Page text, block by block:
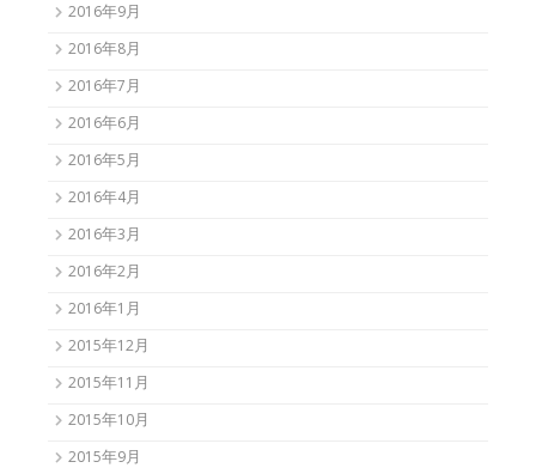
2016年9月
2016年8月
2016年7月
2016年6月
2016年5月
2016年4月
2016年3月
2016年2月
2016年1月
2015年12月
2015年11月
2015年10月
2015年9月